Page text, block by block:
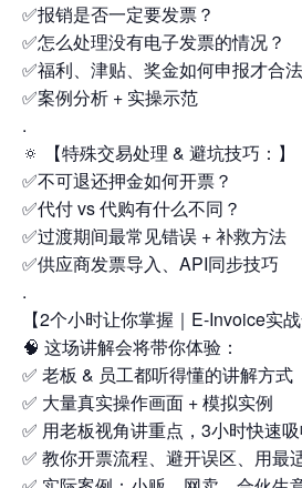
✅报销是否一定要发票？
✅怎么处理没有电子发票的情况？
✅福利、津贴、奖金如何申报才合
✅案例分析 + 实操示范
.
🔅 【特殊交易处理 & 避坑技巧：】
✅不可退还押金如何开票？
✅代付 vs 代购有什么不同？
✅过渡期间最常见错误 + 补救方法
✅供应商发票导入、API同步技巧
.
【2个小时让你掌握｜E-Invoice实战
🧠 这场讲解会将带你体验：
✅ 老板 & 员工都听得懂的讲解方式
✅ 大量真实操作画面 + 模拟实例
✅ 用老板视角讲重点，3小时快速
✅ 教你开票流程、避开误区、用最